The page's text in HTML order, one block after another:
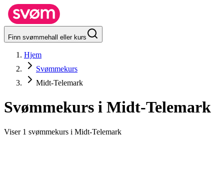
Finn svømmehall eller kurs
Hjem
Svømmekurs
Midt-Telemark
Svømmekurs i Midt-Telemark
Viser 1 svømmekurs i Midt-Telemark